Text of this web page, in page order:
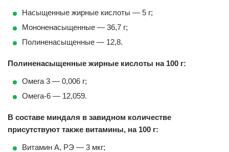
Насыщенные жирные кислоты — 5 г;
Мононенасыщенные — 36,7 г;
Полиненасыщенные — 12,8.
Полиненасыщенные жирные кислоты на 100 г:
Омега 3 — 0,006 г;
Омега-6 — 12,059.
В составе миндаля в завидном количестве
присутствуют также витамины, на 100 г:
Витамин А, РЭ — 3 мкг;